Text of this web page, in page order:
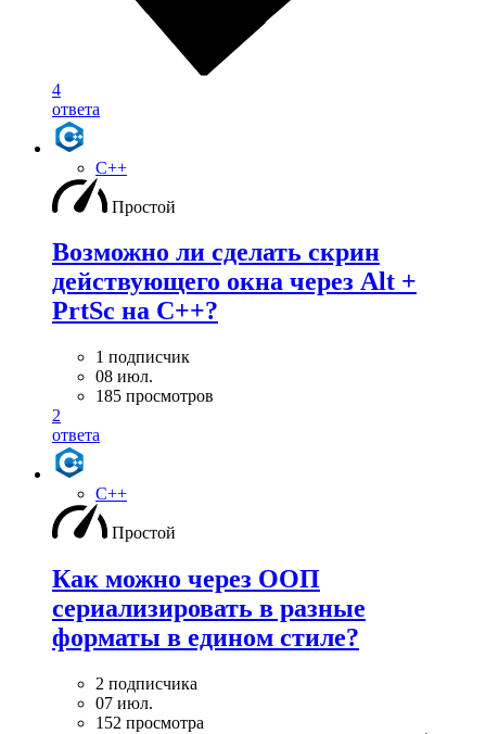
4
ответа
C++
Простой
Возможно ли сделать скрин
действующего окна через Alt +
PrtSc на С++?
1 подписчик
08 июл.
185 просмотров
2
ответа
C++
Простой
Как можно через ООП
сериализировать в разные
форматы в едином стиле?
2 подписчика
07 июл.
152 просмотра